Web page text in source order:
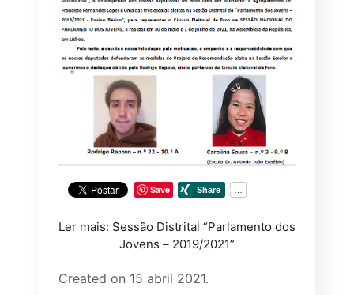
Save
Ler mais: Sessão Distrital “Parlamento dos
Jovens – 2019/2021”
Created on 15 abril 2021.